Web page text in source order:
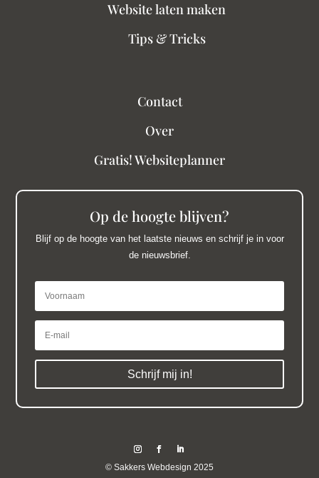
Website laten maken
Tips & Tricks
Contact
Over
Gratis! Websiteplanner
Op de hoogte blijven?
Blijf op de hoogte van het laatste nieuws en schrijf je in voor
de nieuwsbrief.
Schrijf mij in!
© Sakkers Webdesign 2025